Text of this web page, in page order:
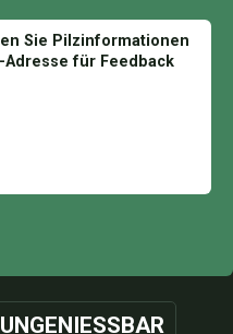
UNGENIESSBAR